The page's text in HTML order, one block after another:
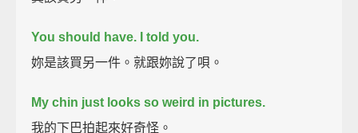
You should have. I told you.
妳是該買另一件。就跟妳說了唄。
My chin just looks so weird in pictures.
我的下巴拍起來好奇怪。